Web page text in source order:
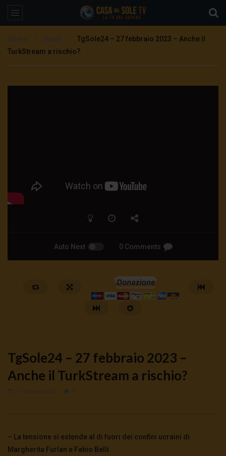
TgSole24 – 27 febbraio 2023 – Anche il
TurkStream a rischio?
Auto Next 0 Comments
0
69 0 0 310
TgSole24 – 27 febbraio 2023 –
Anche il TurkStream a rischio?
– La tensione si estende al di fuori dei confini ucraini di
Margherita Furlan e Fabio Belli